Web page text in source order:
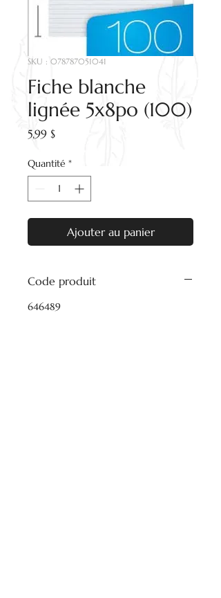
SKU : 078787051041
Fiche blanche
lignée 5x8po (100)
5,99 $Prix
Quantité *
Ajouter au panier
Code produit
646489